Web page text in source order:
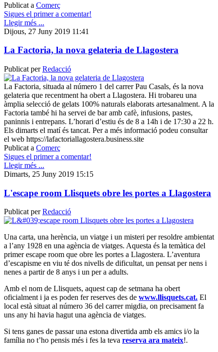
Publicat a Comerç
Sigues el primer a comentar!
Llegir més ...
Dijous, 27 Juny 2019 11:41
La Factoria, la nova gelateria de Llagostera
Publicat perRedacció
La Factoria, situada al número 1 del carrer Pau Casals, és la nova
gelateria que recentment ha obert a Llagostera. Hi trobareu una
àmplia selecció de gelats 100% naturals elaborats artesanalment. A la
Factoria també hi ha servei de bar amb cafè, infusions, pastes,
paninnis i entrepans. L’horari d’estiu és de 8 a 14h i de 17:30 a 22 h.
Els dimarts el matí és tancat. Per a més informació podeu consultar
el web https://lafactoriallagostera.business.site
Publicat a Comerç
Sigues el primer a comentar!
Llegir més ...
Dimarts, 25 Juny 2019 15:15
L'escape room Llisquets obre les portes a Llagostera
Publicat perRedacció
Una carta, una herència, un viatge i un misteri per resoldre ambientat
a l’any 1928 en una agència de viatges. Aquesta és la temàtica del
primer escape room que obre les portes a Llagostera. L’aventura
d’escapisme en viu té dos nivells de dificultat, un pensat per nens i
nenes a partir de 8 anys i un per a adults.
Amb el nom de Llisquets, aquest cap de setmana ha obert
oficialment i ja es poden fer reserves des de www.llisquets.cat. El
local està situat al número 36 del carrer migdia, on precisament fa
uns any hi havia hagut una agència de viatges.
Si tens ganes de passar una estona divertida amb els amics i/o la
família no t’ho pensis més i fes la teva reserva ara mateix!.